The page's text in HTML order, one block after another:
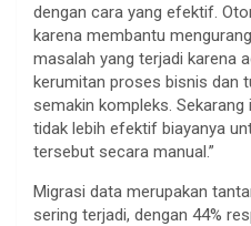
dengan cara yang efektif.
karena membantu
masalah yang terjadi karena
kerumitan proses bisnis dan
semakin kompleks.
tidak lebih efektif biayanya
tersebut secara manual.”
Migrasi data merupakan
sering terjadi, dengan 44%